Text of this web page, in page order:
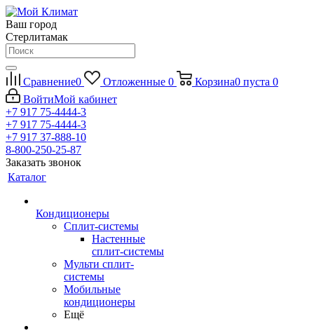
Ваш город
Стерлитамак
Сравнение0 Отложенные 0 Корзина0 пуста 0
ВойтиМой кабинет
+7 917 75-4444-3
+7 917 75-4444-3
+7 917 37-888-10
8-800-250-25-87
Заказать звонок
Каталог
Кондиционеры
Сплит-системы
Настенные
сплит-системы
Мульти сплит-
системы
Мобильные
кондиционеры
Ещё